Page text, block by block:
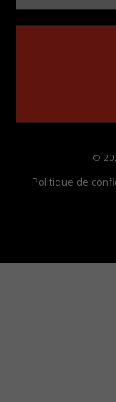
©
Politique de